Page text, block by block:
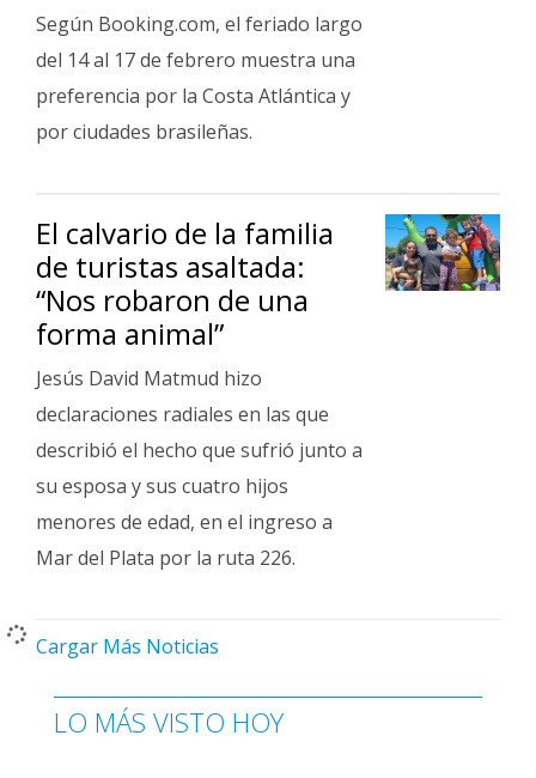
Según Booking.com, el feriado largo
del 14 al 17 de febrero muestra una
preferencia por la Costa Atlántica y
por ciudades brasileñas.
El calvario de la familia
de turistas asaltada:
“Nos robaron de una
forma animal”
Jesús David Matmud hizo
declaraciones radiales en las que
describió el hecho que sufrió junto a
su esposa y sus cuatro hijos
menores de edad, en el ingreso a
Mar del Plata por la ruta 226.
Cargar Más Noticias
LO MÁS VISTO HOY